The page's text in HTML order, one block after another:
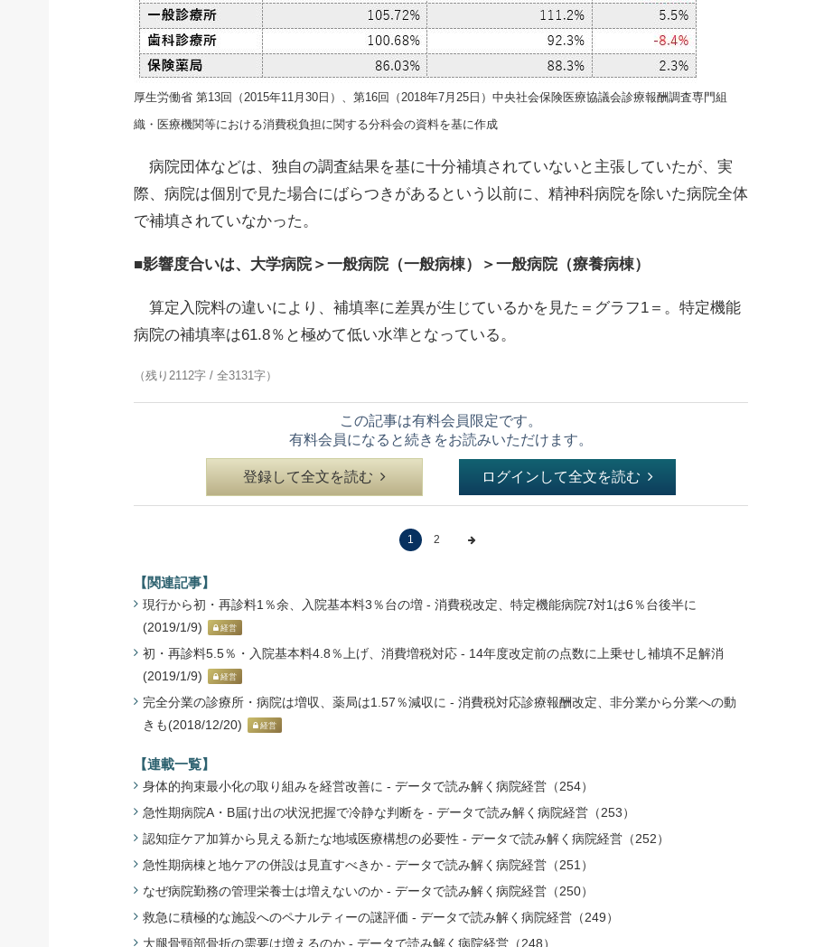
厚生労働省 第13回（2015年11月30日）、第16回（2018年7月25日）中央社会保険医療協議会診療報酬調査専門組
織・医療機関等における消費税負担に関する分科会の資料を基に作成
病院団体などは、独自の調査結果を基に十分補填されていないと主張していたが、実
際、病院は個別で見た場合にばらつきがあるという以前に、精神科病院を除いた病院全体
で補填されていなかった。
■影響度合いは、大学病院＞一般病院（一般病棟）＞一般病院（療養病棟）
算定入院料の違いにより、補填率に差異が生じているかを見た＝グラフ1＝。特定機能
病院の補填率は61.8％と極めて低い水準となっている。
（残り2112字 / 全3131字）
この記事は有料会員限定です。
有料会員になると続きをお読みいただけます。
登録して全文を読む ログインして全文を読む
1 2
【関連記事】
現行から初・再診料1％余、入院基本料3％台の増 - 消費税改定、特定機能病院7対1は6％台後半に
(2019/1/9)
経営
初・再診料5.5％・入院基本料4.8％上げ、消費増税対応 - 14年度改定前の点数に上乗せし補填不足解消
(2019/1/9)
経営
完全分業の診療所・病院は増収、薬局は1.57％減収に - 消費税対応診療報酬改定、非分業から分業への動
きも(2018/12/20)
経営
【連載一覧】
身体的拘束最小化の取り組みを経営改善に - データで読み解く病院経営（254）
急性期病院A・B届け出の状況把握で冷静な判断を - データで読み解く病院経営（253）
認知症ケア加算から見える新たな地域医療構想の必要性 - データで読み解く病院経営（252）
急性期病棟と地ケアの併設は見直すべきか - データで読み解く病院経営（251）
なぜ病院勤務の管理栄養士は増えないのか - データで読み解く病院経営（250）
救急に積極的な施設へのペナルティーの謎評価 - データで読み解く病院経営（249）
大腿骨頸部骨折の需要は増えるのか - データで読み解く病院経営（248）